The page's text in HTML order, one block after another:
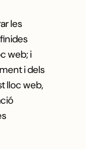
les
web; i
i dels
lloc web,